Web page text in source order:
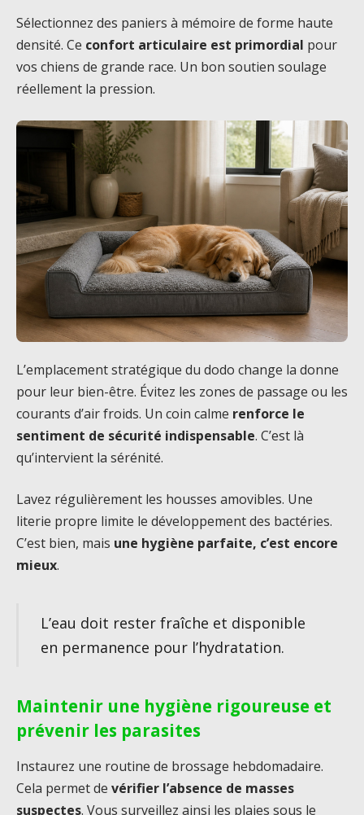
Sélectionnez des paniers à mémoire de forme haute
densité. Ce confort articulaire est primordial pour
vos chiens de grande race. Un bon soutien soulage
réellement la pression.
L’emplacement stratégique du dodo change la donne
pour leur bien-être. Évitez les zones de passage ou les
courants d’air froids. Un coin calme renforce le
sentiment de sécurité indispensable. C’est là
qu’intervient la sérénité.
Lavez régulièrement les housses amovibles. Une
literie propre limite le développement des bactéries.
C’est bien, mais une hygiène parfaite, c’est encore
mieux.
L’eau doit rester fraîche et disponible
en permanence pour l’hydratation.
Maintenir une hygiène rigoureuse et
prévenir les parasites
Instaurez une routine de brossage hebdomadaire.
Cela permet de vérifier l’absence de masses
suspectes. Vous surveillez ainsi les plaies sous le